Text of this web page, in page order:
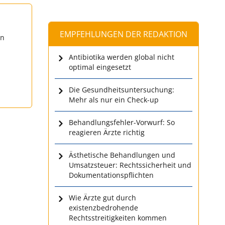
EMPFEHLUNGEN DER REDAKTION
Antibiotika werden global nicht
optimal eingesetzt
Die Gesundheitsuntersuchung:
Mehr als nur ein Check-up
Behandlungsfehler-Vorwurf: So
reagieren Ärzte richtig
Ästhetische Behandlungen und
Umsatzsteuer: Rechtssicherheit und
Dokumentationspflichten
Wie Ärzte gut durch
existenzbedrohende
Rechtsstreitigkeiten kommen